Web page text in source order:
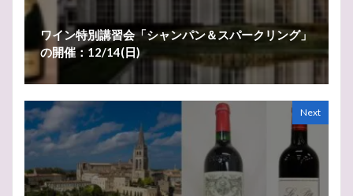
ワイン特別講習会「シャンパン＆スパークリング」
の開催：12/14(日)
Next